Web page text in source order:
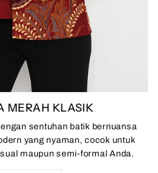
MERAH KLASIK
sentuhan batik bernuansa
yang nyaman, cocok untuk
maupun semi-formal Anda.